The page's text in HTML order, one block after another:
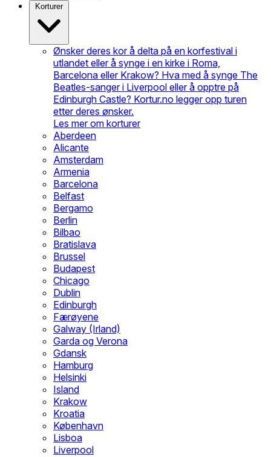
Korturer
Ønsker deres kor å delta på en korfestival i
utlandet eller å synge i en kirke i Roma,
Barcelona eller Krakow? Hva med å synge The
Beatles-sanger i Liverpool eller å opptre på
Edinburgh Castle? Kortur.no legger opp turen
etter deres ønsker.
Les mer om korturer
Aberdeen
Alicante
Amsterdam
Armenia
Barcelona
Belfast
Bergamo
Berlin
Bilbao
Bratislava
Brussel
Budapest
Chicago
Dublin
Edinburgh
Færøyene
Galway (Irland)
Garda og Verona
Gdansk
Hamburg
Helsinki
Island
Krakow
Kroatia
København
Lisboa
Liverpool